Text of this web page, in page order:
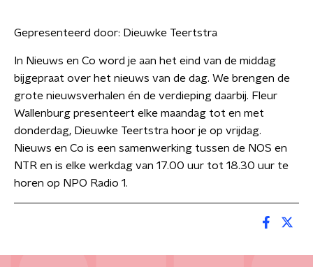
Gepresenteerd door: Dieuwke Teertstra
In Nieuws en Co word je aan het eind van de middag
bijgepraat over het nieuws van de dag. We brengen de
grote nieuwsverhalen én de verdieping daarbij. Fleur
Wallenburg presenteert elke maandag tot en met
donderdag, Dieuwke Teertstra hoor je op vrijdag.
Nieuws en Co is een samenwerking tussen de NOS en
NTR en is elke werkdag van 17.00 uur tot 18.30 uur te
horen op NPO Radio 1.